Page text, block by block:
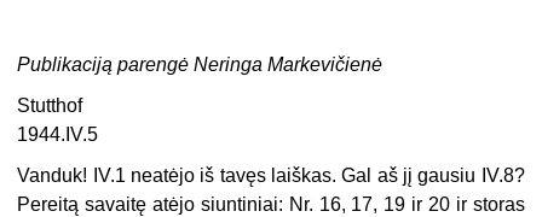
Publikaciją parengė Neringa Markevičienė
Stutthof
1944.IV.5
Vanduk! IV.1 neatėjo iš tavęs laiškas. Gal aš jį gausiu IV.8?
Pereitą savaitę atėjo siuntiniai: Nr. 16, 17, 19 ir 20 ir storas